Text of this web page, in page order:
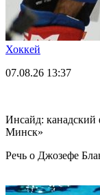
Хоккей
07.08.26 13:37
Инсайд:
Минск»
Речь о Джозефе